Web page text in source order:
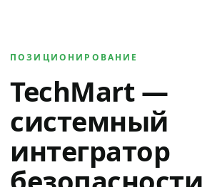
ПОЗИЦИОНИРОВАНИЕ
TechMart —
системный
интегратор